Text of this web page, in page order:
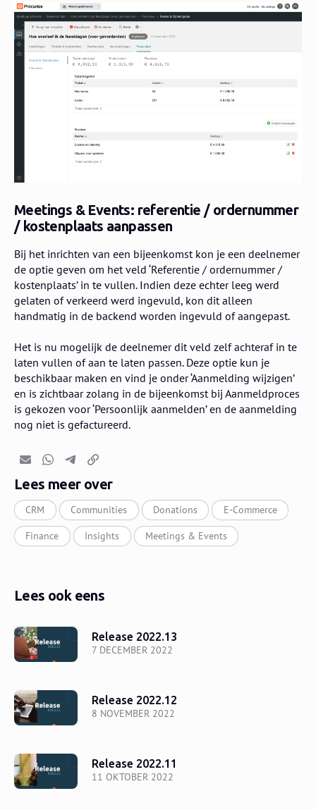
Meetings & Events: referentie / ordernummer
/ kostenplaats aanpassen
Bij het inrichten van een bijeenkomst kon je een deelnemer
de optie geven om het veld ‘Referentie / ordernummer /
kostenplaats’ in te vullen. Indien deze echter leeg werd
gelaten of verkeerd werd ingevuld, kon dit alleen
handmatig in de backend worden ingevuld of aangepast.
Het is nu mogelijk de deelnemer dit veld zelf achteraf in te
laten vullen of aan te laten passen. Deze optie kun je
beschikbaar maken en vind je onder ‘Aanmelding wijzigen’
en is zichtbaar zolang in de bijeenkomst bij Aanmeldproces
is gekozen voor ‘Persoonlijk aanmelden’ en de aanmelding
nog niet is gefactureerd.
E-mailWhatsapp
TelegramKopieer link
Lees meer over
CRM Communities Donations E-Commerce
Finance Insights Meetings & Events
Lees ook eens
7 DECEMBER 2022
Release 2022.13
8 NOVEMBER 2022
Release 2022.12
11 OKTOBER 2022
Release 2022.11